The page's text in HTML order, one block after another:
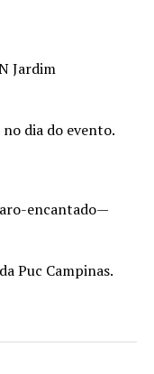
Jardim
dia do evento.
encantado—
Puc Campinas.